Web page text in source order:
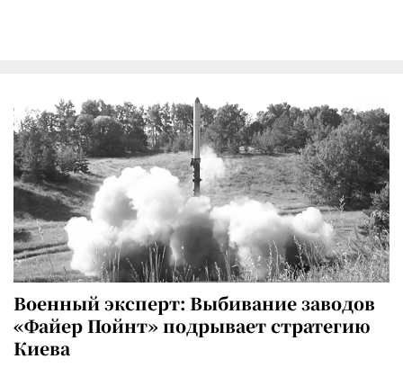
Военный эксперт: Выбивание заводов
«Файер Пойнт» подрывает стратегию
Киева